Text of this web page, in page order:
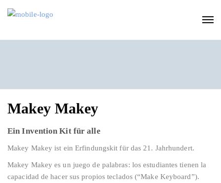
Makey Makey
Ein Invention Kit für alle
Makey Makey ist ein Erfindungskit für das 21. Jahrhundert.
Makey Makey es un juego de palabras: los estudiantes tienen la
capacidad de hacer sus propios teclados (“Make Keyboard”).